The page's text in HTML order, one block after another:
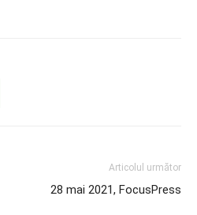
Articolul următor
28 mai 2021, FocusPress